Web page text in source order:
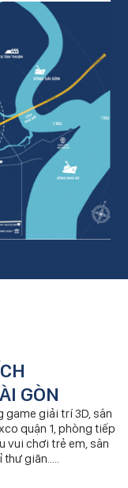
GÒN
game giải trí 3D, sân
quận 1, phòng tiếp
vui chơi trẻ em, sân
giãn.....